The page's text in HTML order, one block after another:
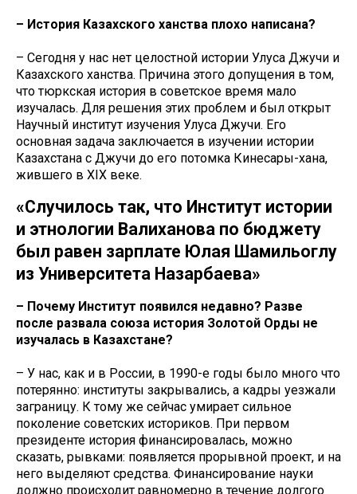
– История Казахского ханства плохо написана?
– Сегодня у нас нет целостной истории Улуса Джучи и
Казахского ханства. Причина этого допущения в том,
что тюркская история в советское время мало
изучалась. Для решения этих проблем и был открыт
Научный институт изучения Улуса Джучи. Его
основная задача заключается в изучении истории
Казахстана с Джучи до его потомка Кинесары-хана,
жившего в XIX веке.
«Случилось так, что Институт истории
и этнологии Валиханова по бюджету
был равен зарплате Юлая Шамильоглу
из Университета Назарбаева»
– Почему Институт появился недавно? Разве
после развала союза история Золотой Орды не
изучалась в Казахстане?
– У нас, как и в России, в 1990-е годы было много что
потерянно: институты закрывались, а кадры уезжали
заграницу. К тому же сейчас умирает сильное
поколение советских историков. При первом
президенте история финансировалась, можно
сказать, рывками: появляется прорывной проект, и на
него выделяют средства. Финансирование науки
должно происходит равномерно в течение долгого